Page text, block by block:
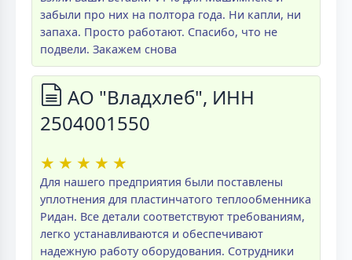
забыли про них на полтора года. Ни капли, ни
запаха. Просто работают. Спасибо, что не
подвели. Закажем снова
АО "Владхлеб", ИНН
2504001550
★ ★ ★ ★ ★
Для нашего предприятия были поставлены
уплотнения для пластинчатого теплообменника
Ридан. Все детали соответствуют требованиям,
легко устанавливаются и обеспечивают
надежную работу оборудования. Сотрудники